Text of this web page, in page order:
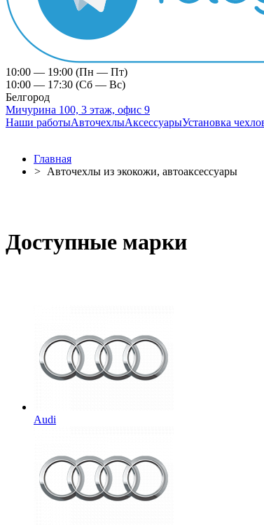
10:00 — 19:00 (Пн — Пт)
10:00 — 17:30 (Сб — Вс)
Белгород
Мичурина 100, 3 этаж, офис 9
Наши работыАвточехлыАксессуарыУстановка
Главная
> Авточехлы из экокожи, автоаксессуары
Доступные марки
Audi